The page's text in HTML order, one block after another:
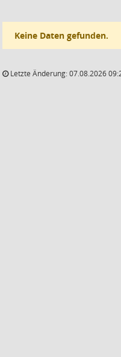
Keine Daten gefunden.
Letzte Änderung: 07.08.2026